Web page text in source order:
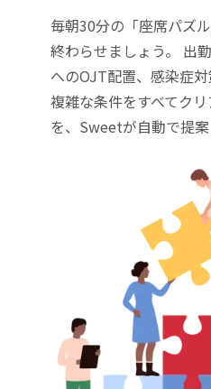
毎朝30分の「座席パズ
終わらせましょう。 出
へのOJT配置、感染症
複雑な条件をすべてク
を、Sweetが自動で提案